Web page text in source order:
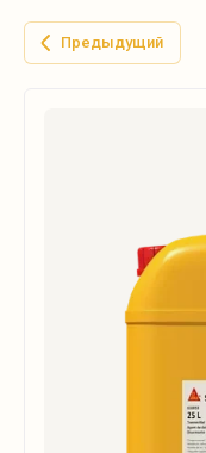
Предыдущий